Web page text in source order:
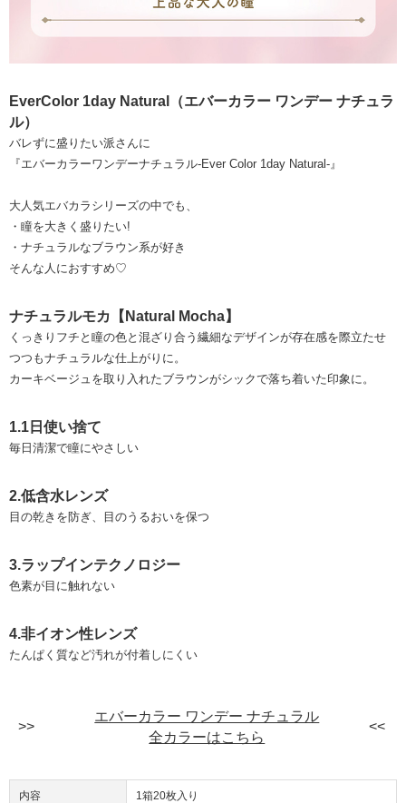
EverColor 1day Natural（エバーカラー ワンデー ナチュラ
ル）
バレずに盛りたい派さんに
『エバーカラーワンデーナチュラル-Ever Color 1day Natural-』
大人気エバカラシリーズの中でも、
・瞳を大きく盛りたい!
・ナチュラルなブラウン系が好き
そんな人におすすめ♡
ナチュラルモカ【Natural Mocha】
くっきりフチと瞳の色と混ざり合う繊細なデザインが存在感を際立たせ
つつもナチュラルな仕上がりに。
カーキベージュを取り入れたブラウンがシックで落ち着いた印象に。
1.1日使い捨て
毎日清潔で瞳にやさしい
2.低含水レンズ
目の乾きを防ぎ、目のうるおいを保つ
3.ラップインテクノロジー
色素が目に触れない
4.非イオン性レンズ
たんぱく質など汚れが付着しにくい
エバーカラー ワンデー ナチュラル
全カラーはこちら
内容 1箱20枚入り